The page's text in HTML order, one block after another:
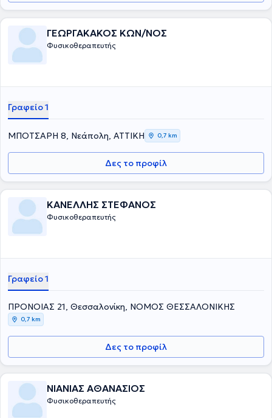
ΓΕΩΡΓΑΚΑΚΟΣ ΚΩΝ/ΝΟΣ
Φυσικοθεραπευτής
Γραφείο 1
ΜΠΟΤΣΑΡΗ 8, Νεάπολη, ΑΤΤΙΚΗ 0,7 km
Δες το προφίλ
ΚΑΝΕΛΛΗΣ ΣΤΕΦΑΝΟΣ
Φυσικοθεραπευτής
Γραφείο 1
ΠΡΟΝΟΙΑΣ 21, Θεσσαλονίκη, ΝΟΜΟΣ ΘΕΣΣΑΛΟΝΙΚΗΣ
0,7 km
Δες το προφίλ
ΝΙΑΝΙΑΣ ΑΘΑΝΑΣΙΟΣ
Φυσικοθεραπευτής